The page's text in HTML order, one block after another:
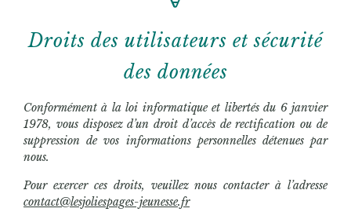
Droits des utilisateurs et sécurité
des données
Conformément à la loi informatique et libertés du 6 janvier
1978, vous disposez d’un droit d’accès de rectification ou de
suppression de vos informations personnelles détenues par
nous.
Pour exercer ces droits, veuillez nous contacter à l’adresse
contact@lesjoliespages-jeunesse.fr